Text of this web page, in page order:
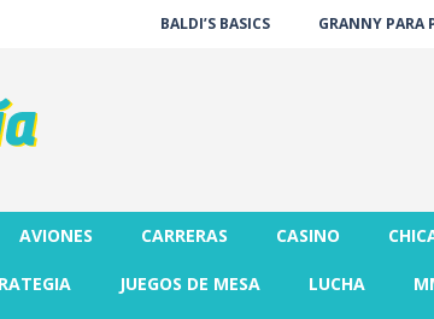
BALDI’S BASICS GRANNY PARA
AVIONES CARRERAS CASINO
JUEGOS DE MESA LUCHA